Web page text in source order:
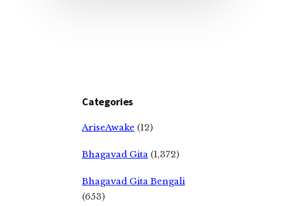
Categories
AriseAwake (12)
Bhagavad Gita (1,372)
Bhagavad Gita Bengali
(653)